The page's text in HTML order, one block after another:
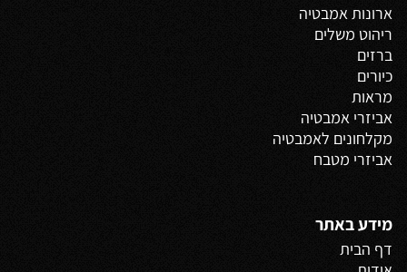
ארונות אמבטיה
ריהוט משלים
ברזים
כיורים
מראות
אביזרי אמבטיה
מקלחונים לאמבטיה
אביזרי מטבח
מידע באתר
דף הבית